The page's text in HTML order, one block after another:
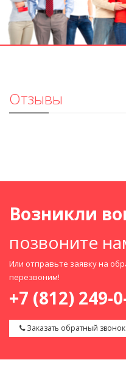
Отзывы
Возникли
позвоните
Или отправьте заявку на
перезвоним!
+7 (812) 249-
Заказать обратный звонок